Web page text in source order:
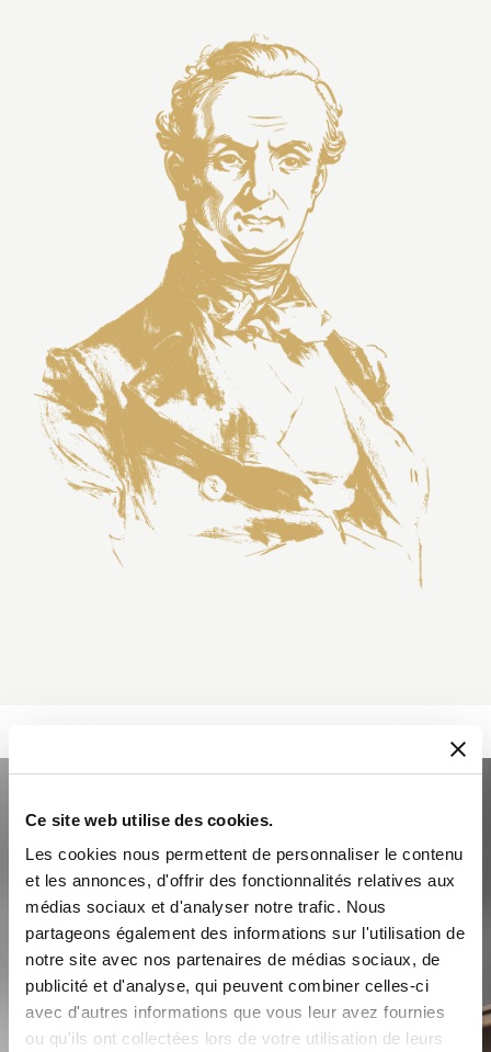
Ce site web utilise des cookies.
Les cookies nous permettent de personnaliser le contenu
et les annonces, d'offrir des fonctionnalités relatives aux
médias sociaux et d'analyser notre trafic. Nous
partageons également des informations sur l'utilisation de
notre site avec nos partenaires de médias sociaux, de
publicité et d'analyse, qui peuvent combiner celles-ci
avec d'autres informations que vous leur avez fournies
ou qu'ils ont collectées lors de votre utilisation de leurs